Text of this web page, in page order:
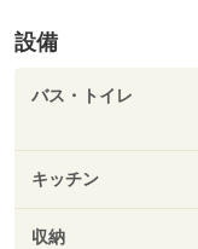
設備
バス・トイレ
キッチン
収納